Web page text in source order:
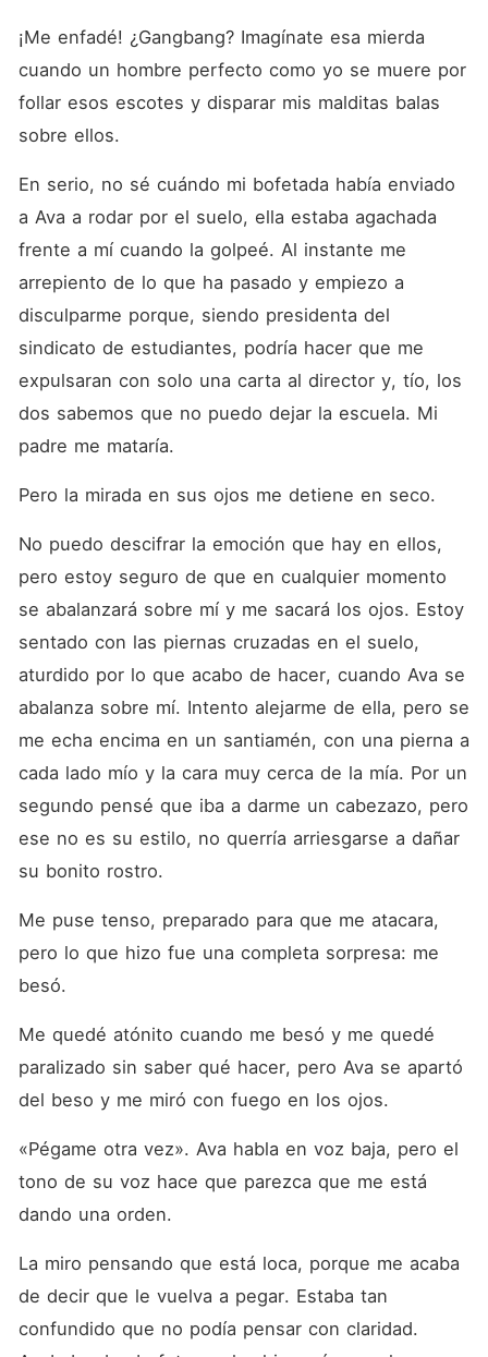
¡Me enfadé! ¿Gangbang? Imagínate esa mierda
cuando un hombre perfecto como yo se muere por
follar esos escotes y disparar mis malditas balas
sobre ellos.
En serio, no sé cuándo mi bofetada había enviado
a Ava a rodar por el suelo, ella estaba agachada
frente a mí cuando la golpeé. Al instante me
arrepiento de lo que ha pasado y empiezo a
disculparme porque, siendo presidenta del
sindicato de estudiantes, podría hacer que me
expulsaran con solo una carta al director y, tío, los
dos sabemos que no puedo dejar la escuela. Mi
padre me mataría.
Pero la mirada en sus ojos me detiene en seco.
No puedo descifrar la emoción que hay en ellos,
pero estoy seguro de que en cualquier momento
se abalanzará sobre mí y me sacará los ojos. Estoy
sentado con las piernas cruzadas en el suelo,
aturdido por lo que acabo de hacer, cuando Ava se
abalanza sobre mí. Intento alejarme de ella, pero se
me echa encima en un santiamén, con una pierna a
cada lado mío y la cara muy cerca de la mía. Por un
segundo pensé que iba a darme un cabezazo, pero
ese no es su estilo, no querría arriesgarse a dañar
su bonito rostro.
Me puse tenso, preparado para que me atacara,
pero lo que hizo fue una completa sorpresa: me
besó.
Me quedé atónito cuando me besó y me quedé
paralizado sin saber qué hacer, pero Ava se apartó
del beso y me miró con fuego en los ojos.
«Pégame otra vez». Ava habla en voz baja, pero el
tono de su voz hace que parezca que me está
dando una orden.
La miro pensando que está loca, porque me acaba
de decir que le vuelva a pegar. Estaba tan
confundido que no podía pensar con claridad.